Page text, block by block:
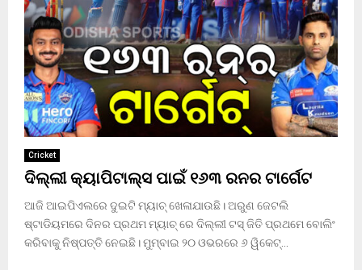
Cricket
ଦିଲ୍ଲୀ କ୍ୟାପିଟାଲ୍ସ ପାଇଁ ୧୬୩ ରନର ଟାର୍ଗେଟ
ଆଜି ଆଇପିଏଲରେ ଦୁଇଟି ମ୍ୟାଚ୍ ଖେଳାଯାଉଛି। ଅରୁଣ ଜେଟଲି
ଷ୍ଟାଡିୟମରେ ଦିନର ପ୍ରଥମ ମ୍ୟାଚ୍ ରେ ଦିଲ୍ଲୀ ଟସ୍ ଜିତି ପ୍ରଥମେ ବୋଲିଂ
କରିବାକୁ ନିଷ୍ପତ୍ତି ନେଇଛି। ମୁମ୍ବାଇ ୨୦ ଓଭରରେ ୬ ୱିକେଟ୍...